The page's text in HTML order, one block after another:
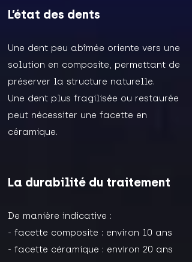
L’état des dents
Une dent peu abîmée oriente vers une
solution en composite, permettant de
préserver la structure naturelle.
Une dent plus fragilisée ou restaurée
peut nécessiter une facette en
céramique.
La durabilité du traitement
De manière indicative :
- facette composite : environ 10 ans
- facette céramique : environ 20 ans